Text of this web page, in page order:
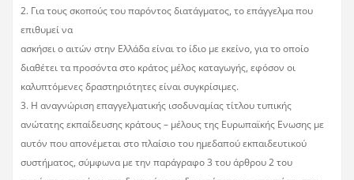
2. Για τους σκοπούς του παρόντος διατάγματος, το επάγγελμα που
επιθυμεί να
ασκήσει ο αιτών στην Ελλάδα είναι το ίδιο με εκείνο, για το οποίο
διαθέτει τα προσόντα στο κράτος μέλος καταγωγής, εφόσον οι
καλυπτόμενες δραστηριότητες είναι συγκρίσιμες.
3. Η αναγνώριση επαγγελματικής ισοδυναμίας τίτλου τυπικής
ανώτατης εκπαίδευσης κράτους – μέλους της Ευρωπαϊκής Ενωσης με
αυτόν που απονέμεται στο πλαίσιο του ημεδαπού εκπαιδευτικού
συστήματος, σύμφωνα με την παράγραφο 3 του άρθρου 2 του